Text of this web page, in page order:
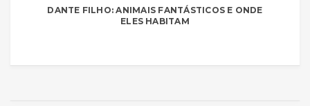
DANTE FILHO: ANIMAIS FANTÁSTICOS E ONDE
ELES HABITAM